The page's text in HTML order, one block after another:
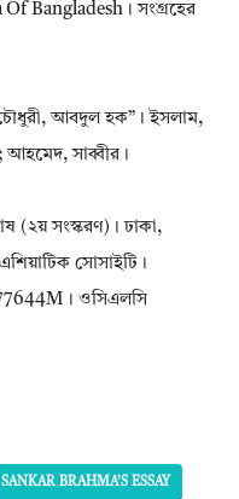
Bangladesh। সংগ্রহের
আবদুল হক”। ইসলাম,
আহমেদ, সাব্বীর।
(২য় সংস্করণ)। ঢাকা,
এশিয়াটিক সোসাইটি।
ওসিএলসি
SANKAR BRAHMA'S ESSAY